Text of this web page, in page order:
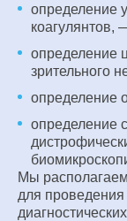
определение
коагулянтов,
определение
зрительного
определение
определение
Мы
для